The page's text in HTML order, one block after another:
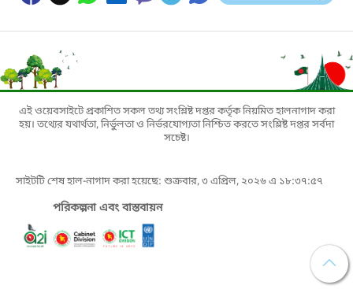
এই ওয়েবসাইটে প্রকাশিত সকল তথ্য সংশ্লিষ্ট দপ্তর কর্তৃক নিয়মিত হালনাগাদ করা
হয়। তথ্যের যথার্থতা, নির্ভুলতা ও নির্ভরযোগ্যতা নিশ্চিত করতে সংশ্লিষ্ট দপ্তর সর্বদা
সচেষ্ট।
সাইটটি শেষ হাল-নাগাদ করা হয়েছে: শুক্রবার, ৩ এপ্রিল, ২০২৬ এ ১৮:৩৭:৫৭
পরিকল্পনা এবং বাস্তবায়ন